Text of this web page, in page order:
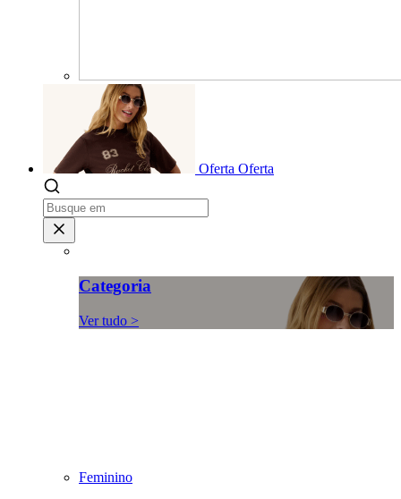
Oferta Oferta
Categoria
Ver tudo >
Feminino